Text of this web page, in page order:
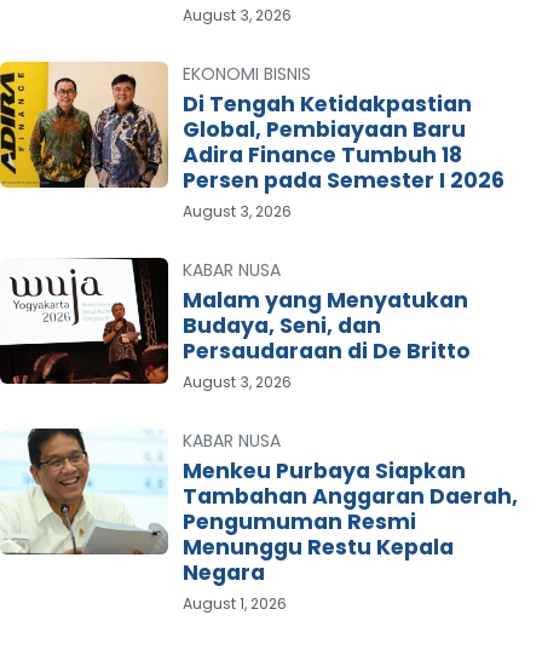
August 3, 2026
EKONOMI BISNIS
Di Tengah Ketidakpastian
Global, Pembiayaan Baru
Adira Finance Tumbuh 18
Persen pada Semester I 2026
August 3, 2026
KABAR NUSA
Malam yang Menyatukan
Budaya, Seni, dan
Persaudaraan di De Britto
August 3, 2026
KABAR NUSA
Menkeu Purbaya Siapkan
Tambahan Anggaran Daerah,
Pengumuman Resmi
Menunggu Restu Kepala
Negara
August 1, 2026